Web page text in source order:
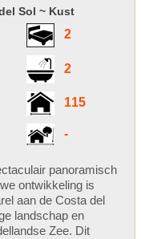
Sol ~ Kust
2
2
115
-
panoramisch
ontwikkeling is
aan de Costa del
landschap en
Zee. Dit